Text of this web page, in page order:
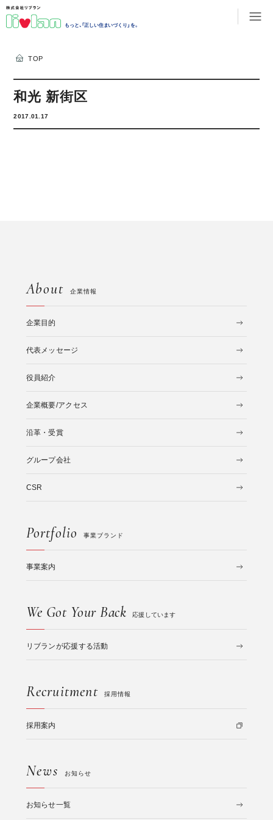
もっと、「正しい住まいづくり」を。
TOP
和光 新街区
2017.01.17
About 企業情報
企業目的
代表メッセージ
役員紹介
企業概要/アクセス
沿革・受賞
グループ会社
CSR
Portfolio 事業ブランド
事業案内
We Got Your Back 応援しています
リブランが応援する活動
Recruitment 採用情報
採用案内
News お知らせ
お知らせ一覧